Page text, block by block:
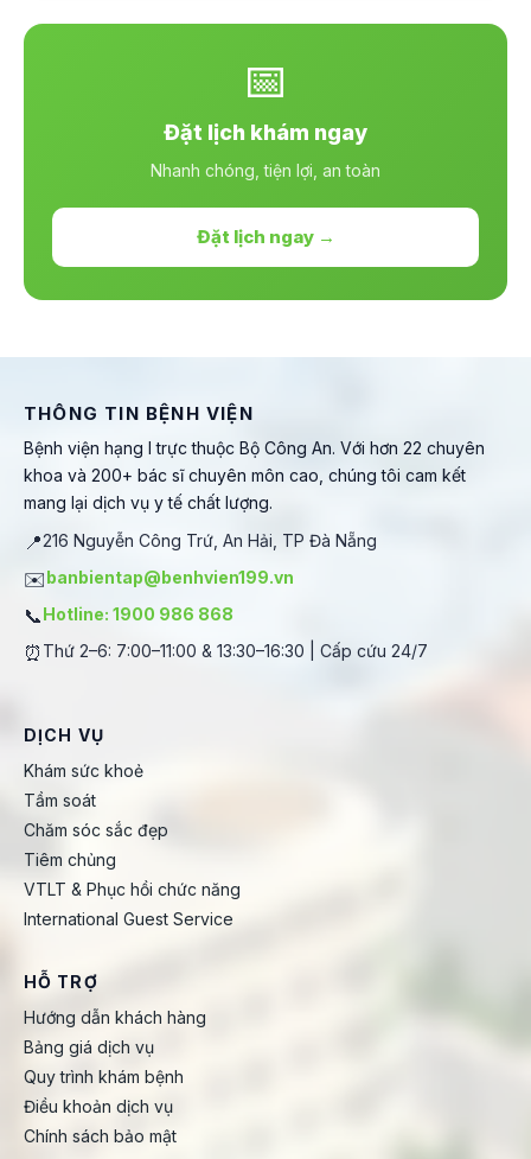
📅
Đặt lịch khám ngay
Nhanh chóng, tiện lợi, an toàn
Đặt lịch ngay →
THÔNG TIN BỆNH VIỆN
Bệnh viện hạng I trực thuộc Bộ Công An. Với hơn 22 chuyên
khoa và 200+ bác sĩ chuyên môn cao, chúng tôi cam kết
mang lại dịch vụ y tế chất lượng.
📍216 Nguyễn Công Trứ, An Hải, TP Đà Nẵng
✉️banbientap@benhvien199.vn
📞Hotline: 1900 986 868
⏰ Thứ 2–6: 7:00–11:00 & 13:30–16:30 | Cấp cứu 24/7
DỊCH VỤ
Khám sức khoẻ
Tầm soát
Chăm sóc sắc đẹp
Tiêm chủng
VTLT & Phục hồi chức năng
International Guest Service
HỖ TRỢ
Hướng dẫn khách hàng
Bảng giá dịch vụ
Quy trình khám bệnh
Điều khoản dịch vụ
Chính sách bảo mật